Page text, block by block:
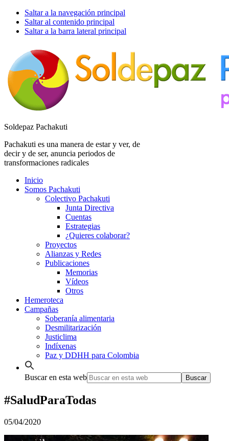
Saltar a la navegación principal
Saltar al contenido principal
Saltar a la barra lateral principal
Soldepaz Pachakuti
Pachakuti es una manera de estar y ver, de
decir y de ser, anuncia periodos de
transformaciones radicales
Inicio
Somos Pachakuti
Colectivo Pachakuti
Junta Directiva
Cuentas
Estrategias
¿Quieres colaborar?
Proyectos
Alianzas y Redes
Publicaciones
Memorias
Vídeos
Otros
Hemeroteca
Campañas
Soberanía alimentaria
Desmilitarización
Justiclima
Indíxenas
Paz y DDHH para Colombia
Buscar en esta web
#SaludParaTodas
05/04/2020